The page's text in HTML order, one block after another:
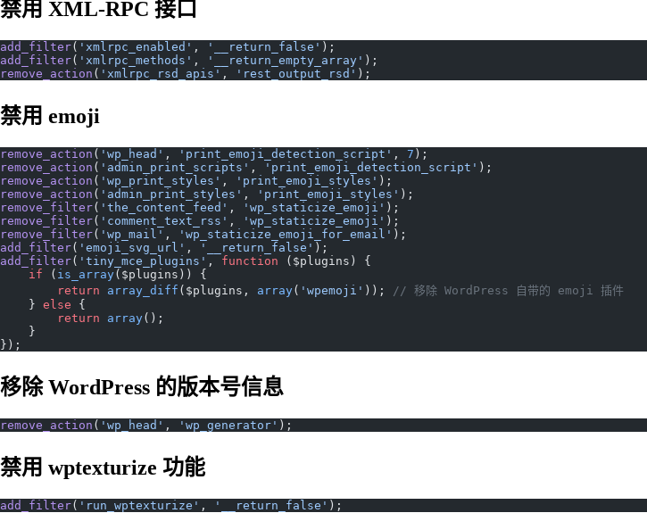
禁用 XML-RPC 接口
add_filter( 'xmlrpc_enabled' , '__return_false' );
add_filter( 'xmlrpc_methods' , '__return_empty_array' );
remove_action ( 'xmlrpc_rsd_apis' , 'rest_output_rsd' );
禁用 emoji
remove_action ( 'wp_head' , 'print_emoji_detection_script' , 7 );
remove_action ( 'admin_print_scripts' , 'print_emoji_detection_script' );
remove_action ( 'wp_print_styles' , 'print_emoji_styles' );
remove_action ( 'admin_print_styles' , 'print_emoji_styles' );
remove_filter( 'the_content_feed' , 'wp_staticize_emoji' );
remove_filter( 'comment_text_rss' , 'wp_staticize_emoji' );
remove_filter( 'wp_mail' , 'wp_staticize_emoji_for_email' );
add_filter( 'emoji_svg_url' , '__return_false' );
add_filter( 'tiny_mce_plugins' , function ($plugins) {
    if
( is_array($plugins)) {
        return
array_diff ($plugins, array( 'wpemoji' ));
// 移除 WordPress 自带的 emoji 插件
    }
else {
        return
array();
    }
});
移除 WordPress 的版本号信息
remove_action ( 'wp_head' , 'wp_generator' );
禁用 wptexturize 功能
add_filter( 'run_wptexturize' , '__return_false' );